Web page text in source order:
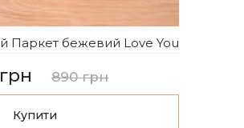
Паркет бежевий Love You
890 грн
Купити